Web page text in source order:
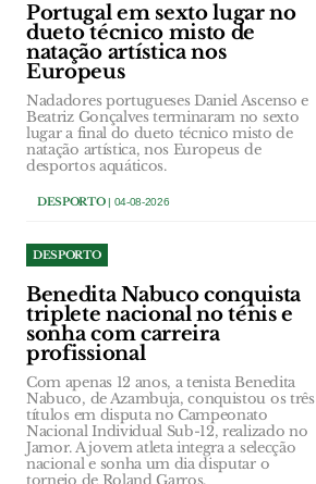
Portugal em sexto lugar no
dueto técnico misto de
natação artística nos
Europeus
Nadadores portugueses Daniel Ascenso e
Beatriz Gonçalves terminaram no sexto
lugar a final do dueto técnico misto de
natação artística, nos Europeus de
desportos aquáticos.
DESPORTO| 04-08-2026
DESPORTO
Benedita Nabuco conquista
triplete nacional no ténis e
sonha com carreira
profissional
Com apenas 12 anos, a tenista Benedita
Nabuco, de Azambuja, conquistou os três
títulos em disputa no Campeonato
Nacional Individual Sub-12, realizado no
Jamor. A jovem atleta integra a selecção
nacional e sonha um dia disputar o